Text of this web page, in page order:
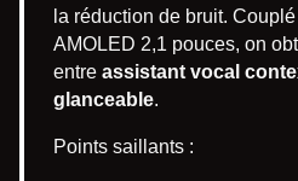
la réduction de bruit.
AMOLED 2,1 pouces, on
entre assistant vocal
glanceable.
Points saillants :